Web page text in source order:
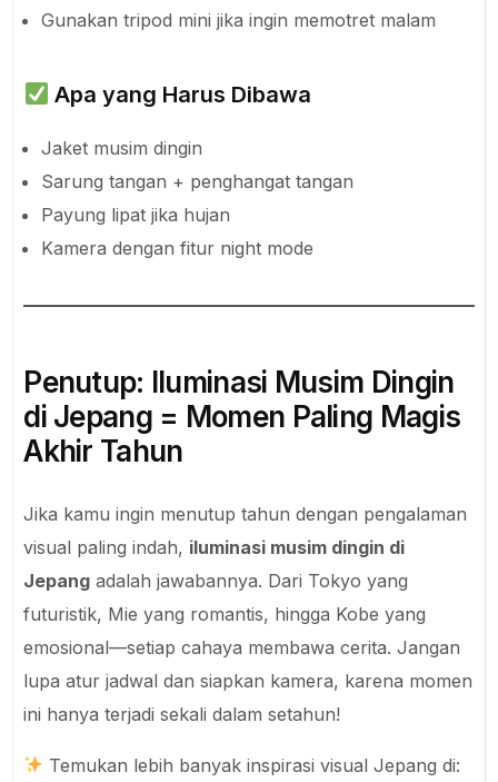
Gunakan tripod mini jika ingin memotret malam
Apa yang Harus Dibawa
Jaket musim dingin
Sarung tangan + penghangat tangan
Payung lipat jika hujan
Kamera dengan fitur night mode
Penutup: Iluminasi Musim Dingin
di Jepang = Momen Paling Magis
Akhir Tahun
Jika kamu ingin menutup tahun dengan pengalaman
visual paling indah, iluminasi musim dingin di
Jepang adalah jawabannya. Dari Tokyo yang
futuristik, Mie yang romantis, hingga Kobe yang
emosional—setiap cahaya membawa cerita. Jangan
lupa atur jadwal dan siapkan kamera, karena momen
ini hanya terjadi sekali dalam setahun!
Temukan lebih banyak inspirasi visual Jepang di: